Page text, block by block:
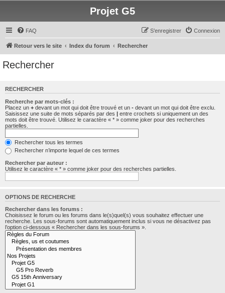
Projet G5
FAQ Connexion
S’enregistrer
Retour vers le site Index du forum Rechercher
Rechercher
RECHERCHER
Recherche par mots-clés :
Placez un + devant un mot qui doit être trouvé et un - devant un mot qui doit être exclu.
Saisissez une suite de mots séparés par des | entre crochets si uniquement un des
mots doit être trouvé. Utilisez le caractère « * » comme joker pour des recherches
partielles.
Rechercher tous les termes
Rechercher n’importe lequel de ces termes
Rechercher par auteur :
Utilisez le caractère « * » comme joker pour des recherches partielles.
OPTIONS DE RECHERCHE
Rechercher dans les forums :
Choisissez le forum ou les forums dans le(s)quel(s) vous souhaitez effectuer une
recherche. Les sous-forums sont automatiquement inclus si vous ne désactivez pas
l’option ci-dessous « Rechercher dans les sous-forums ».